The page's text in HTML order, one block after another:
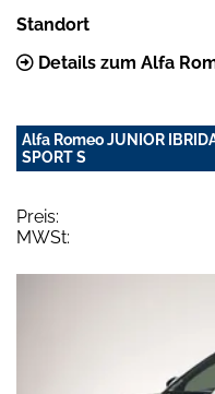
Standort
Details zum Alfa
Alfa Romeo JUNIOR
SPORT S
Preis:
MWSt: